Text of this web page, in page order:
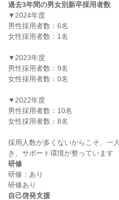
過去3年間の男女別新卒採用者数
▼2024年度
男性採用者数：6名
女性採用者数：1名
▼2023年度
男性採用者数：9名
女性採用者数：0名
▼2022年度
男性採用者数：10名
女性採用者数：8名
採用人数が多くないからこそ、一
研修
研修：あり
自己啓発支援